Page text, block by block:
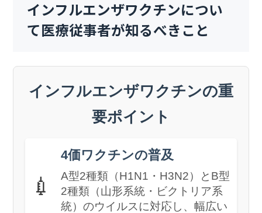
インフルエンザワクチンについ
て医療従事者が知るべきこと
インフルエンザワクチンの重
要ポイント
💉
4価ワクチンの普及
A型2種類（H1N1・H3N2）とB型
2種類（山形系統・ビクトリア系
統）のウイルスに対応し、幅広い